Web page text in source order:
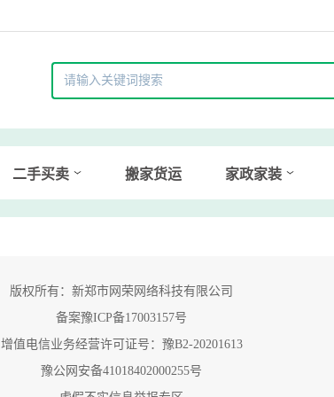
二手买卖 搬家货运 家政家装
版权所有：新郑市网荣网络科技有限公司
备案豫ICP备17003157号
增值电信业务经营许可证号：豫B2-20201613
豫公网安备41018402000255号